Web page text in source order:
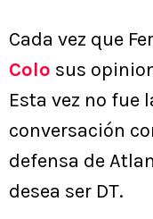
Cada vez que
Colo sus
Esta vez no fue
conversación
defensa de
desea ser DT.